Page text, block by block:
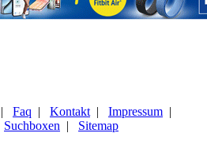
| Faq | Kontakt | Impressum |
Suchboxen | Sitemap